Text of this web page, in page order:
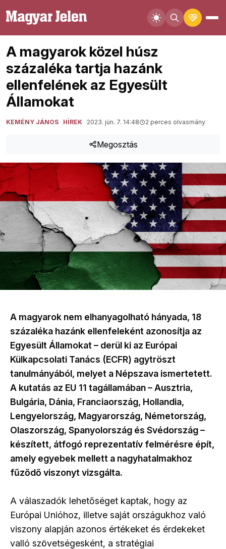
A magyarok közel húsz
százaléka tartja hazánk
ellenfelének az Egyesült
Államokat
KEMÉNY JÁNOS HÍREK 2023. jún. 7. 14:48 2 perces olvasmány
Megosztás
A magyarok nem elhanyagolható hányada, 18
százaléka hazánk ellenfeleként azonosítja az
Egyesült Államokat – derül ki az Európai
Külkapcsolati Tanács (ECFR) agytröszt
tanulmányából, melyet a Népszava ismertetett.
A kutatás az EU 11 tagállamában – Ausztria,
Bulgária, Dánia, Franciaország, Hollandia,
Lengyelország, Magyarország, Németország,
Olaszország, Spanyolország és Svédország –
készített, átfogó reprezentatív felmérésre épít,
amely egyebek mellett a nagyhatalmakhoz
fűződő viszonyt vizsgálta.
A válaszadók lehetőséget kaptak, hogy az
Európai Unióhoz, illetve saját országukhoz való
viszony alapján azonos értékeket és érdekeket
valló szövetségesként, a stratégiai